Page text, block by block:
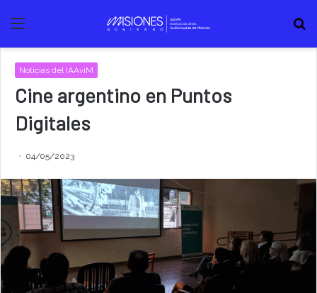
Menú
Noticias del IAAviM
Cine argentino en Puntos
Digitales
04/05/2023